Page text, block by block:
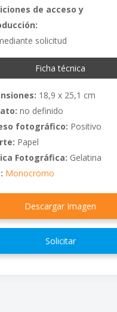
de acceso y
solicitud
Ficha técnica
18,9 x 25,1 cm
no definido
fotográfico: Positivo
Papel
Fotográfica: Gelatina
Monocromo
Descargar Imagen
Solicitar